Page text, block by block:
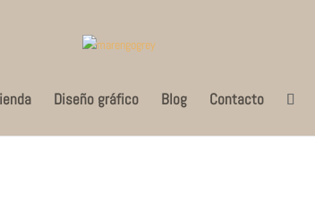
Diseño gráfico Blog Contacto